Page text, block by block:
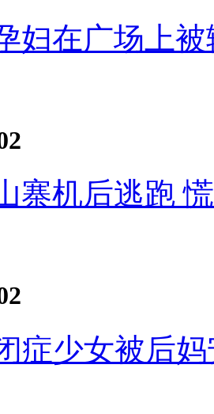
妇在广场上
寨机后逃跑
症少女被后